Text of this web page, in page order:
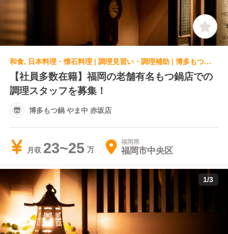
和食, 日本料理・懐石料理 | 調理見習い・調理補助 | 博多もつ鍋 やま中 赤坂店
【社員多数在籍】福岡の老舗有名もつ鍋店での
調理スタッフを募集！
博多もつ鍋 やま中 赤坂店
月収 23~25 福岡県
福岡市中央区
1/3